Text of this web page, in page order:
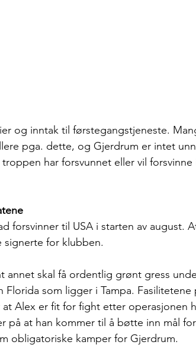
og inntak til førstegangstjeneste.
pga. dette, og Gjerdrum er intet
har forsvunnet eller vil
forsvinner til USA i starten av august.
signerte for klubben.
annet skal få ordentlig grønt gress
Florida som ligger i Tampa.
Alex er fit for fight etter operasjonen
på at han kommer til å bøtte inn mål
obligatoriske kamper for Gjerdrum.